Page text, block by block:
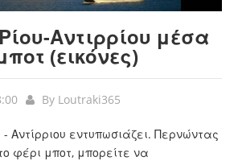
Αντιρρίου μέσα
(εικόνες)
By Loutraki365
Αντίρριου εντυπωσιάζει. Περνώντας
φέρι μποτ, μπορείτε να